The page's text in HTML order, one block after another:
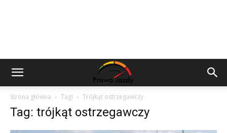
Strona główna Tagi Trójkąt ostrzegawczy
Tag: trójkąt ostrzegawczy